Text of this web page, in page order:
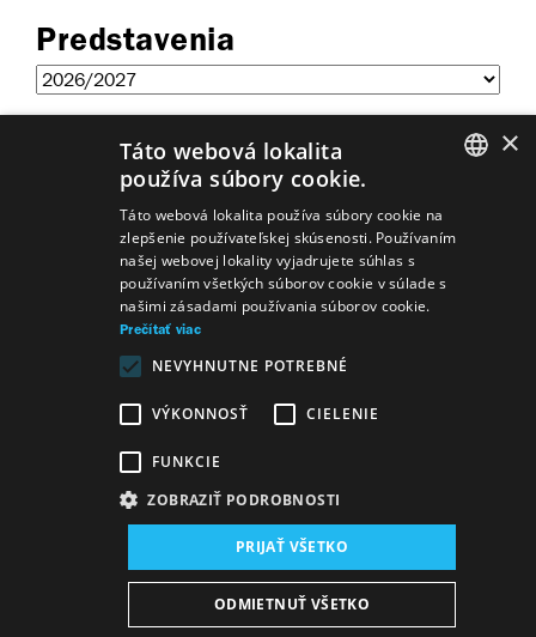
Predstavenia
Svetelný dizajn a
Engelbert Humperdinck
chalúpka
Svetelný dizajn Kolektív autorov Kým prídu
Stouni...
Svetelný dizajn Jozef Gregor Tajovský
Svetelný dizajn
Molière
Zdravý nemocný
Svetelný dizajn
Mapa stránok VOP
Vyhlásenie o prístupnosti
Osobné údaje Wezeo
×
Táto webová lokalita
používa súbory cookie.
Táto webová lokalita používa súbory cookie na
zlepšenie používateľskej skúsenosti. Používaním
našej webovej lokality vyjadrujete súhlas s
používaním všetkých súborov cookie v súlade s
našimi zásadami používania súborov cookie.
Prečítať viac
NEVYHNUTNE POTREBNÉ
VÝKONNOSŤ CIELENIE
FUNKCIE
ZOBRAZIŤ PODROBNOSTI
PRIJAŤ VŠETKO
ODMIETNUŤ VŠETKO